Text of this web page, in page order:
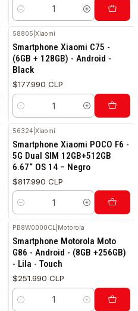
Cantidad
58805 |Xiaomi
Smartphone Xiaomi C75 -
(6GB + 128GB) - Android -
Black
$177.990 CLP
Cantidad
56324 |Xiaomi
Smartphone Xiaomi POCO F6 -
5G Dual SIM 12GB+512GB
6.67“ OS 14 – Negro
$817.990 CLP
Cantidad
PB8W0000CL Motorola
Smartphone Motorola Moto
G86 - Android - (8GB +256GB)
- Lila - Touch
$251.990 CLP
Cantidad